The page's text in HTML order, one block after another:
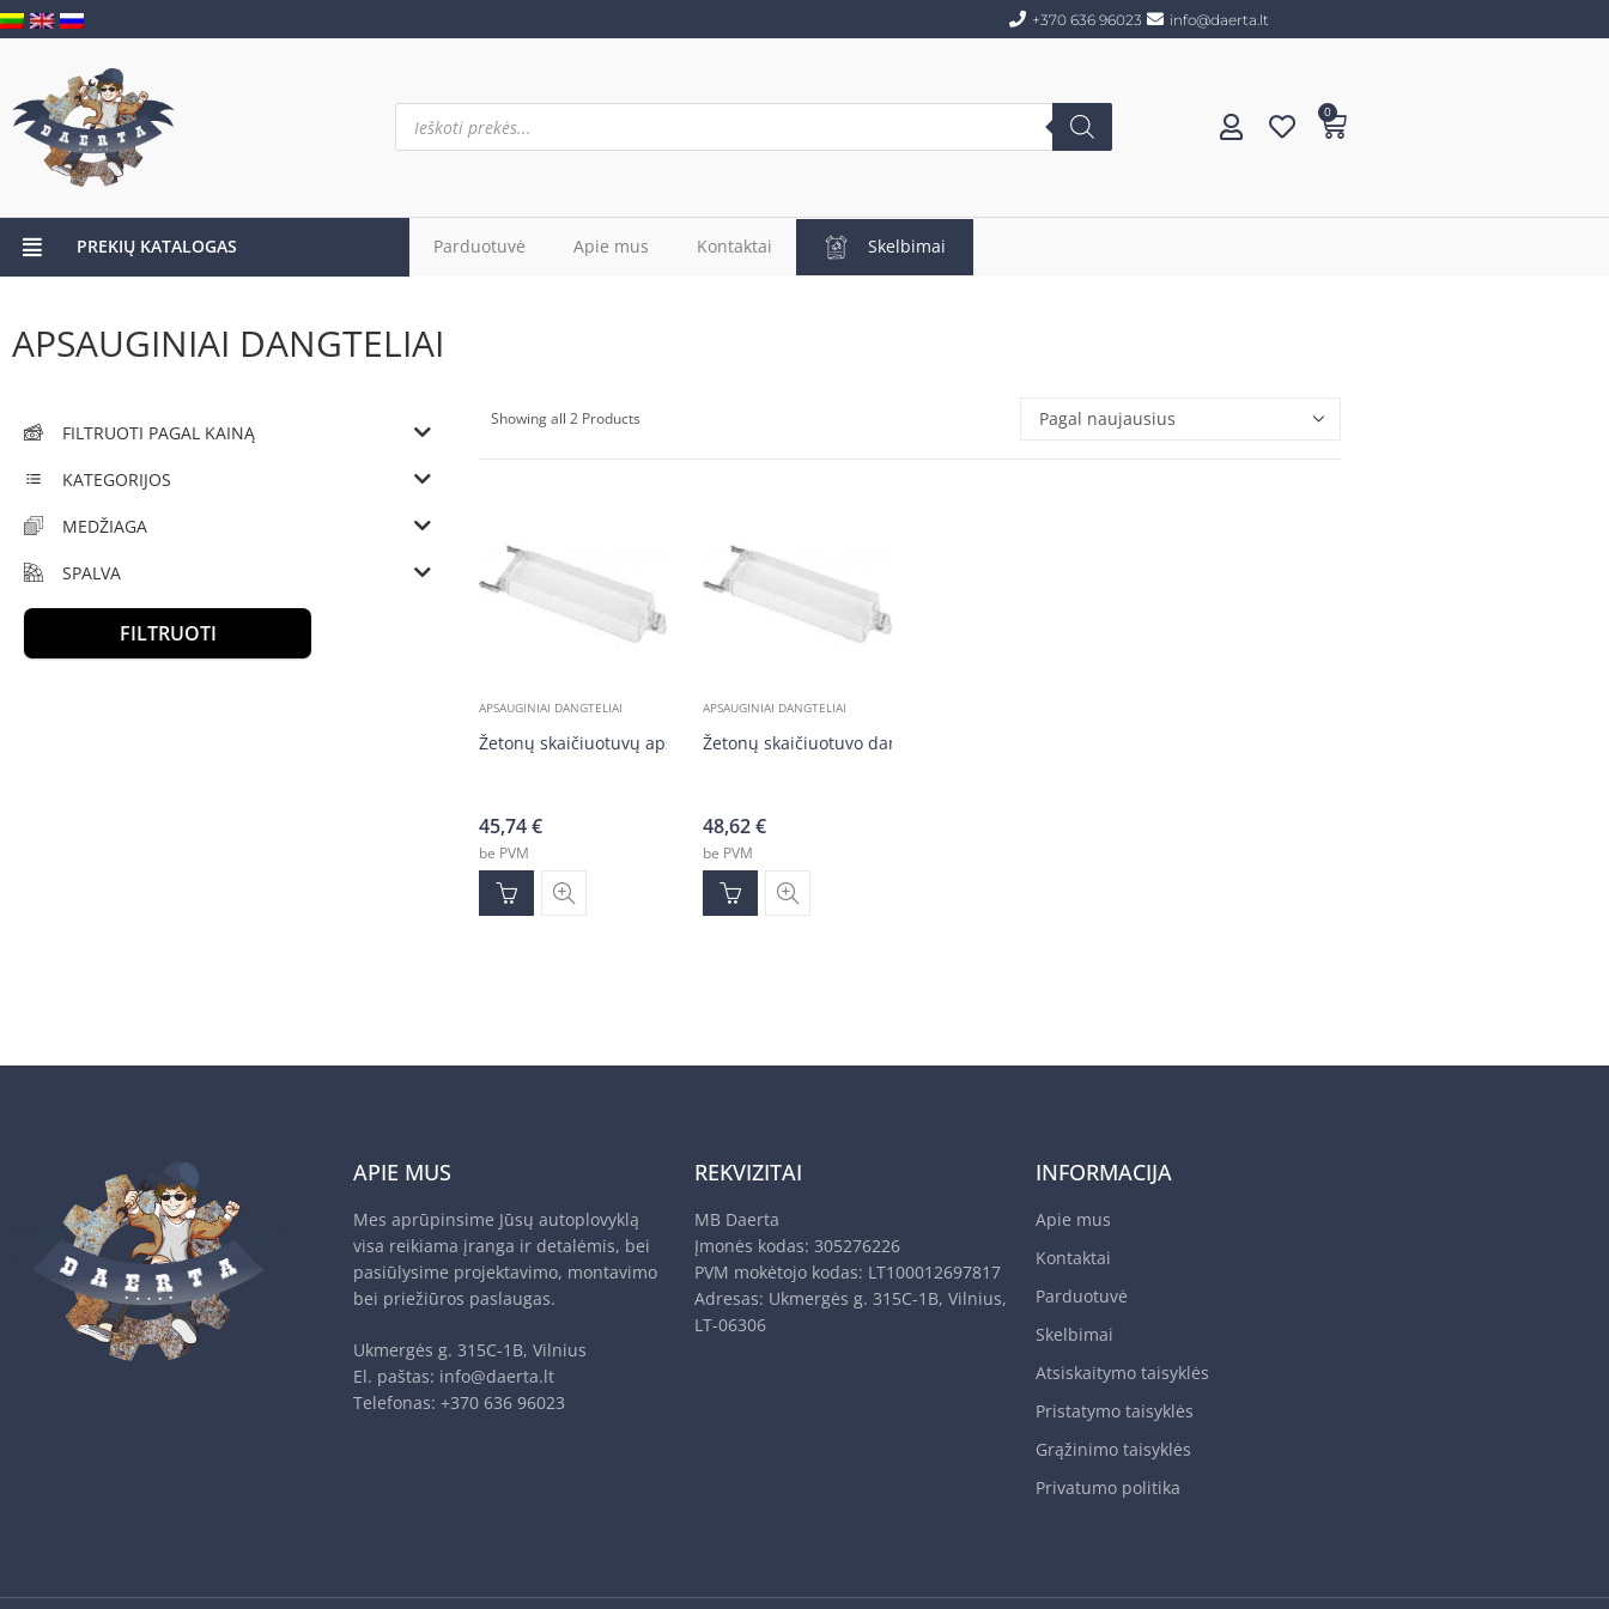
+370 636 96023 info@daerta.lt
0
PREKIŲ KATALOGAS Parduotuvė Apie mus Kontaktai Skelbimai
APSAUGINIAI DANGTELIAI
FILTRUOTI PAGAL KAINĄ
KATEGORIJOS
MEDŽIAGA
SPALVA
FILTRUOTI
Showing all 2 Products
APSAUGINIAI DANGTELIAI
Žetonų skaičiuotuvų apsauginis dangtelis
45,74€
be PVM
APSAUGINIAI DANGTELIAI
Žetonų skaičiuotuvo dangtelis – nerūdijančio plieno tvirtinimas
48,62€
be PVM
APIE MUS
Mes aprūpinsime Jūsų autoplovyklą
visa reikiama įranga ir detalėmis, bei
pasiūlysime projektavimo, montavimo
bei priežiūros paslaugas.
Ukmergės g. 315C-1B, Vilnius
El. paštas: info@daerta.lt
Telefonas: +370 636 96023
REKVIZITAI
MB Daerta
Įmonės kodas: 305276226
PVM mokėtojo kodas: LT100012697817
Adresas: Ukmergės g. 315C-1B, Vilnius,
LT-06306
INFORMACIJA
Apie mus
Kontaktai
Parduotuvė
Skelbimai
Atsiskaitymo taisyklės
Pristatymo taisyklės
Grąžinimo taisyklės
Privatumo politika